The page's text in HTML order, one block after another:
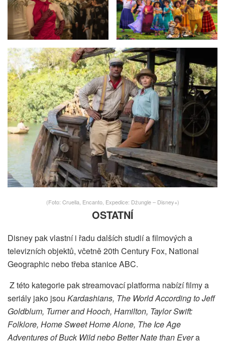
(Foto: Cruella, Encanto, Expedice: Džungle – Disney+)
OSTATNÍ
Disney pak vlastní i řadu dalších studií a filmových a
televizních objektů, včetně 20th Century Fox, National
Geographic nebo třeba stanice ABC.
Z této kategorie pak streamovací platforma nabízí filmy a
seriály jako jsou Kardashians, The World According to Jeff
Goldblum, Turner and Hooch, Hamilton, Taylor Swift:
Folklore, Home Sweet Home Alone, The Ice Age
Adventures of Buck Wild nebo Better Nate than Evera